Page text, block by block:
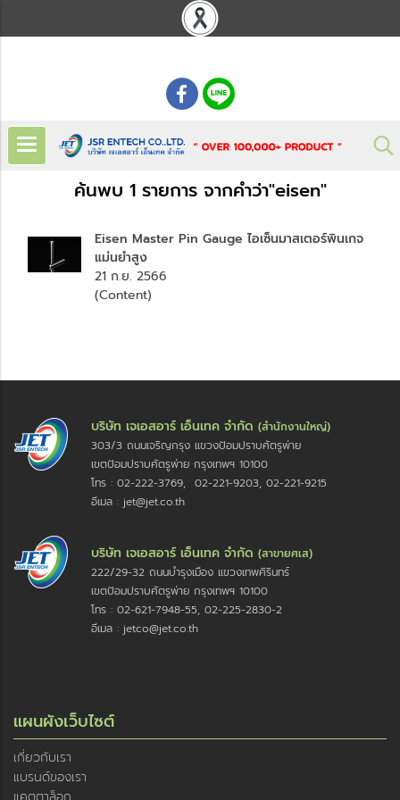
ค้นพบ 1 รายการ จากคำว่า"eisen"
Eisen Master Pin Gauge ไอเซ็นมาสเตอร์พินเกจ
แม่นยำสูง
21 ก.ย. 2566
(Content)
บริษัท เจเอสอาร์ เอ็นเทค จำกัด (สำนักงานใหญ่)
303/3 ถนนเจริญกรุง แขวงป้อมปราบศัตรูพ่าย
เขตป้อมปราบศัตรูพ่าย กรุงเทพฯ 10100
โทร : 02-222-3769, 02-221-9203, 02-221-9215
อีเมล : jet@jet.co.th
บริษัท เจเอสอาร์ เอ็นเทค จำกัด (สาขายศเส)
222/29-32 ถนนบำรุงเมือง แขวงเทพศิรินทร์
เขตป้อมปราบศัตรูพ่าย กรุงเทพฯ 10100
โทร : 02-621-7948-55, 02-225-2830-2
อีเมล : jetco@jet.co.th
แผนผังเว็บไซต์
เกี่ยวกับเรา
แบรนด์ของเรา